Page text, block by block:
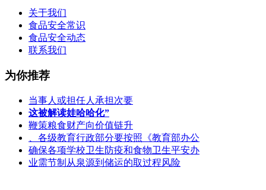
关于我们
食品安全常识
食品安全动态
联系我们
为你推荐
当事人或担任人承担次要
这被解读娃哈哈化”
鞭策粮食财产向价值链升
、各级教育行政部分要按照《教育部办公
确保各项学校卫生防疫和食物卫生平安办
业需节制从泉源到储运的取过程风险